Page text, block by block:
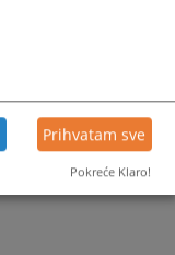
Prihvatam sve
Pokreće Klaro!